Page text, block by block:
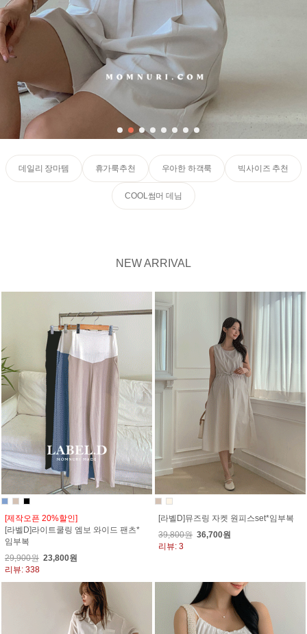
데일리 장마템 휴가룩추천 우아한 하객룩 빅사이즈 추천
COOL썸머 데님
NEW ARRIVAL
[제작오픈 20%할인]
[라벨D]라이트쿨링 엠보 와이드 팬츠*
임부복
29,900원 23,800원
리뷰: 338
[라벨D]뮤즈링 자켓 원피스set*임부복
39,800원 36,700원
리뷰: 3